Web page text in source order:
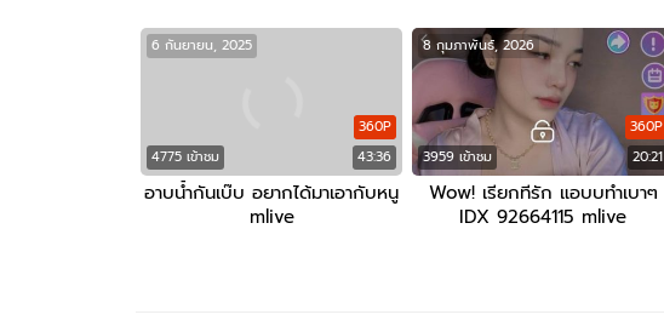
4775 เข้าชม 43:36
360P
6 กันยายน, 2025
อาบน้ำกันเบ๊บ อยากได้มาเอากับหนู
mlive
3959 เข้าชม 20:21
360P
8 กุมภาพันธ์, 2026
Wow! เรียกทีรัก แอบบทำเบาๆ
IDX 92664115 mlive